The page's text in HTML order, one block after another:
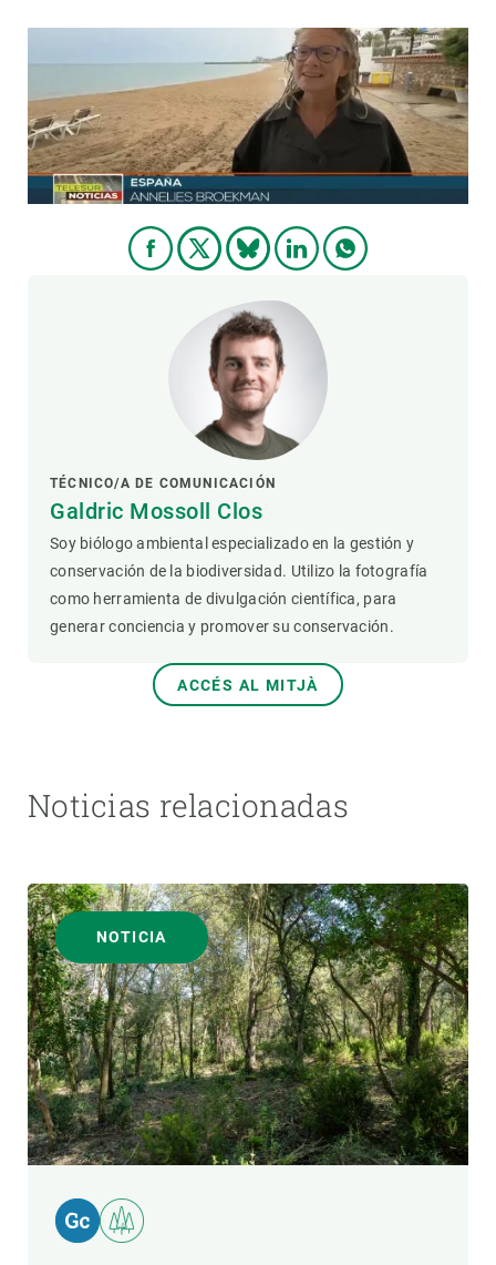
TÉCNICO/A DE COMUNICACIÓN
Galdric Mossoll Clos
Soy biólogo ambiental especializado en la gestión y
conservación de la biodiversidad. Utilizo la fotografía
como herramienta de divulgación científica, para
generar conciencia y promover su conservación.
ACCÉS AL MITJÀ
Noticias relacionadas
NOTICIA